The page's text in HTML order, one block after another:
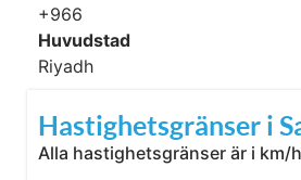
+966
Huvudstad
Riyadh
Hastighetsgränser i
Alla hastighetsgränser är i km/